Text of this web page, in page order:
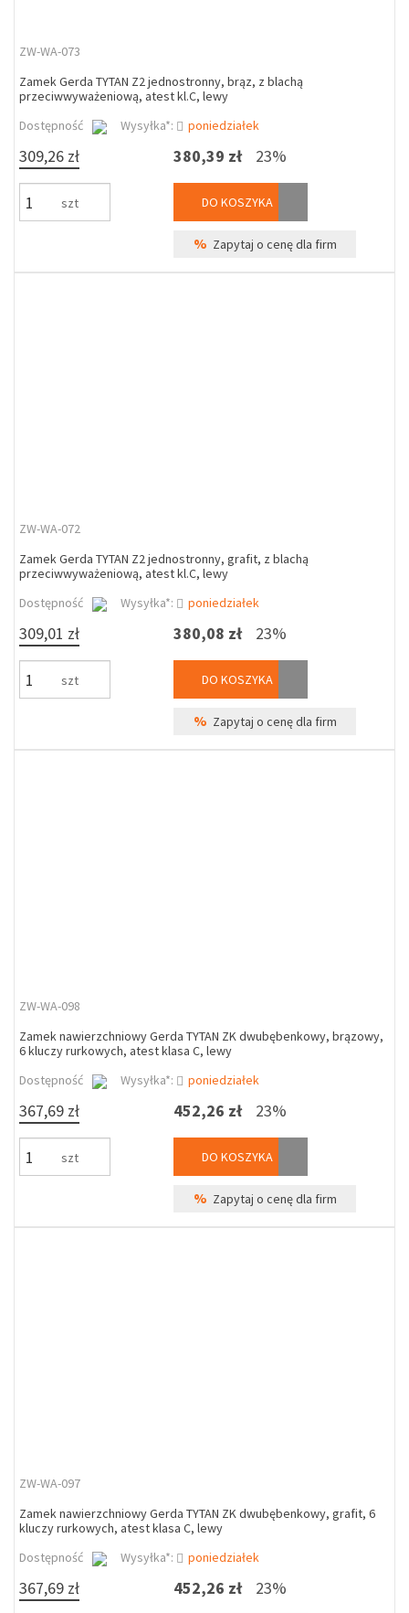
ZW-WA-073
Zamek Gerda TYTAN Z2 jednostronny, brąz, z blachą
przeciwwyważeniową, atest kl.C, lewy
Dostępność
Wysyłka*: poniedziałek
309,26 zł
szt
380,39 zł 23%
DO KOSZYKA
% Zapytaj o cenę dla firm
ZW-WA-072
Zamek Gerda TYTAN Z2 jednostronny, grafit, z blachą
przeciwwyważeniową, atest kl.C, lewy
Dostępność
Wysyłka*: poniedziałek
309,01 zł
szt
380,08 zł 23%
DO KOSZYKA
% Zapytaj o cenę dla firm
ZW-WA-098
Zamek nawierzchniowy Gerda TYTAN ZK dwubębenkowy, brązowy,
6 kluczy rurkowych, atest klasa C, lewy
Dostępność
Wysyłka*: poniedziałek
367,69 zł
szt
452,26 zł 23%
DO KOSZYKA
% Zapytaj o cenę dla firm
ZW-WA-097
Zamek nawierzchniowy Gerda TYTAN ZK dwubębenkowy, grafit, 6
kluczy rurkowych, atest klasa C, lewy
Dostępność
Wysyłka*: poniedziałek
367,69 zł 452,26 zł 23%